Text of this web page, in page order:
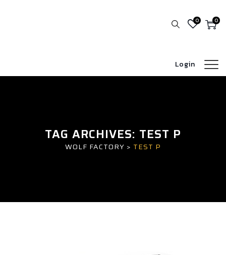
0
0
Login
TAG ARCHIVES: TEST P
WOLF FACTORY > TEST P